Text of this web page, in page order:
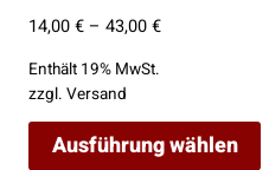
14,00€– 43,00€Preisspanne:
Enthält 19% MwSt.
zzgl. Versand
Ausführung wählen